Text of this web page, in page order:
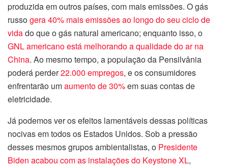
produzida em outros países, com mais emissões. O gás
russogera 40% mais emissões ao longo do seu ciclo de
vidado que o gás natural americano; enquanto isso, o
GNL americano está melhorando a qualidade do ar na
China. Ao mesmo tempo, a população da Pensilvânia
poderá perder22.000 empregos, e os consumidores
enfrentarão umaumento de 30%em suas contas de
eletricidade.
Já podemos ver os efeitos lamentáveis dessas políticas
nocivas em todos os Estados Unidos. Sob a pressão
desses mesmos grupos ambientalistas, o Presidente
Biden acabou com as instalações do Keystone XL,